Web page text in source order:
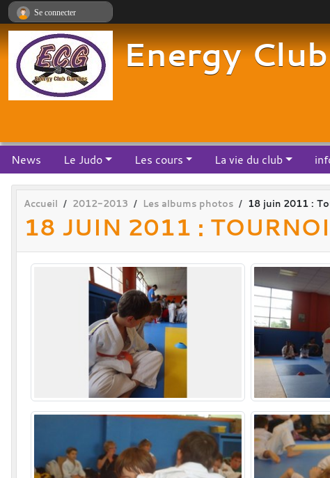
Energy
News Le Judo Les cours La vie du club
Accueil 2012-2013 Les albums photos 18 juin 2011 :
18 JUIN 2011 :
Se connecter
Panneau de gestion des cookies